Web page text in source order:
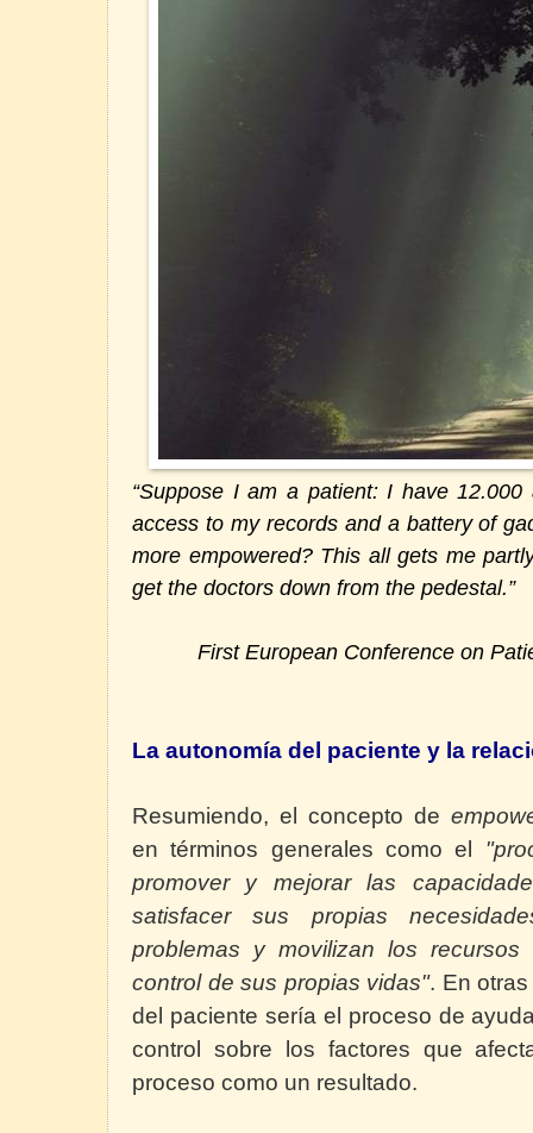
“Suppose I am a patient: I have
access to my records and a battery of
more empowered? This all gets me
get the doctors down from the pedestal.”
First European Conference on
La autonomía del paciente y la
Resumiendo, el concepto de
en términos generales como el
promover y mejorar las
satisfacer sus propias
problemas y movilizan los
control de sus propias vidas". En
del paciente sería el proceso de
control sobre los factores que
proceso como un resultado.